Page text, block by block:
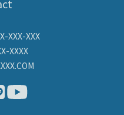
XXX-XXX
XXXX